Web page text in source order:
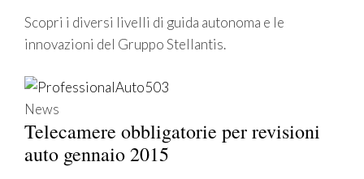
Scopri i diversi livelli di guida autonoma e le
innovazioni del Gruppo Stellantis.
News
Telecamere obbligatorie per revisioni
auto gennaio 2015